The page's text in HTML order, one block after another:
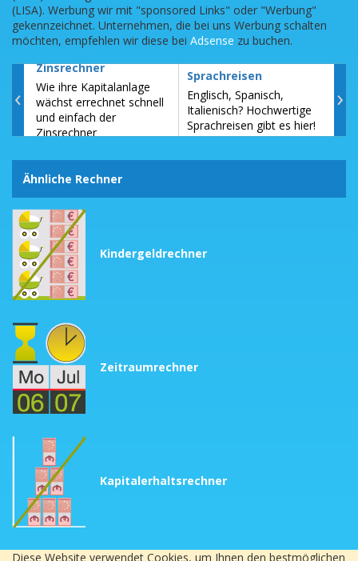
(LISA). Werbung wir mit "sponsored Links" oder "Werbung"
gekennzeichnet. Unternehmen, die bei uns Werbung schalten
möchten, empfehlen wir diese bei Adsense zu buchen.
Zinsrechner
Wie ihre Kapitalanlage
wächst errechnet schnell
und einfach der
Zinsrechner
Sprachreisen
Englisch, Spanisch,
Italienisch? Hochwertige
Sprachreisen gibt es hier!
‹ ›
Ähnliche Rechner
Kindergeldrechner
Zeitraumrechner
Kapitalerhaltsrechner
Diese Website verwendet Cookies, um Ihnen den bestmöglichen